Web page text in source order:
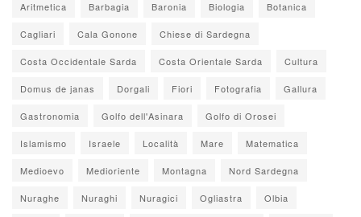
Aritmetica Barbagia Baronia Biologia Botanica
Cagliari Cala Gonone Chiese di Sardegna
Costa Occidentale Sarda Costa Orientale Sarda Cultura
Domus de janas Dorgali Fiori Fotografia Gallura
Gastronomia Golfo dell'Asinara Golfo di Orosei
Islamismo Israele Località Mare Matematica
Medioevo Medioriente Montagna Nord Sardegna
Nuraghe Nuraghi Nuragici Ogliastra Olbia